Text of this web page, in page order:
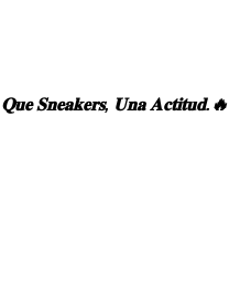
𝐒𝐧𝐞𝐚𝐤𝐞𝐫𝐬, 𝐔𝐧𝐚 𝐀𝐜𝐭𝐢𝐭𝐮𝐝.🔥